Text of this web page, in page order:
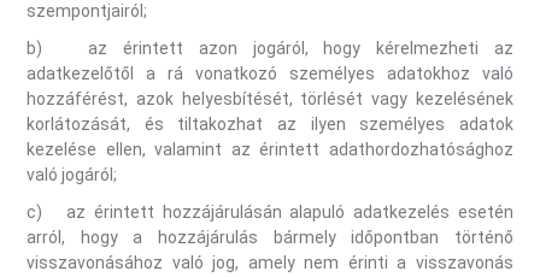
szempontjairól;
b) az érintett azon jogáról, hogy kérelmezheti az
adatkezelőtől a rá vonatkozó személyes adatokhoz való
hozzáférést, azok helyesbítését, törlését vagy kezelésének
korlátozását, és tiltakozhat az ilyen személyes adatok
kezelése ellen, valamint az érintett adathordozhatósághoz
való jogáról;
c) az érintett hozzájárulásán alapuló adatkezelés esetén
arról, hogy a hozzájárulás bármely időpontban történő
visszavonásához való jog, amely nem érinti a visszavonás